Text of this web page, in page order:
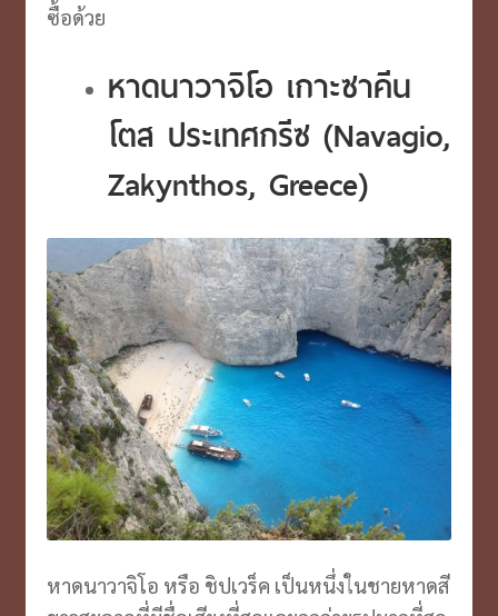
ซื้อด้วย
หาดนาวาจิโอ เกาะซาคีน
โตส ประเทศกรีซ (Navagio,
Zakynthos, Greece)
หาดนาวาจิโอ หรือ ชิปเวร็ค เป็นหนึ่งในชายหาดสี